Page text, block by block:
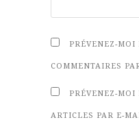
PRÉVENEZ-MOI
COMMENTAIRES
PRÉVENEZ-MOI
ARTICLES PAR E-